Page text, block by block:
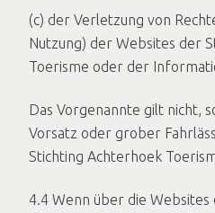
(c) der Verletzung von
Nutzung) der Websites der
Toerisme oder der
Das Vorgenannte gilt nicht,
Vorsatz oder grober
Stichting Achterhoek
4.4 Wenn über die